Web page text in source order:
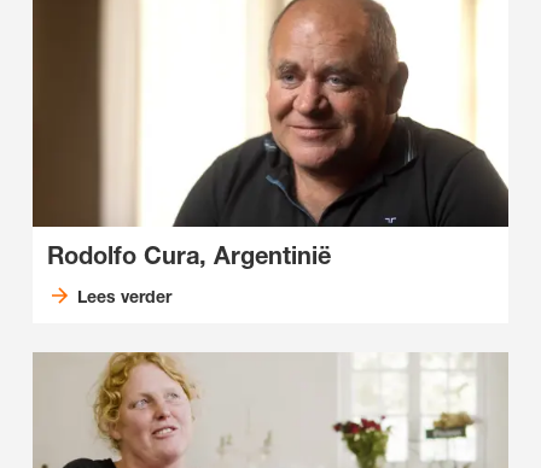
Rodolfo Cura, Argentinië
Lees verder